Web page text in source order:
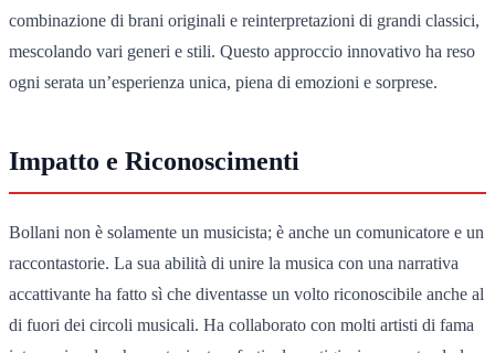
combinazione di brani originali e reinterpretazioni di grandi classici,
mescolando vari generi e stili. Questo approccio innovativo ha reso
ogni serata un’esperienza unica, piena di emozioni e sorprese.
Impatto e Riconoscimenti
Bollani non è solamente un musicista; è anche un comunicatore e un
raccontastorie. La sua abilità di unire la musica con una narrativa
accattivante ha fatto sì che diventasse un volto riconoscibile anche al
di fuori dei circoli musicali. Ha collaborato con molti artisti di fama